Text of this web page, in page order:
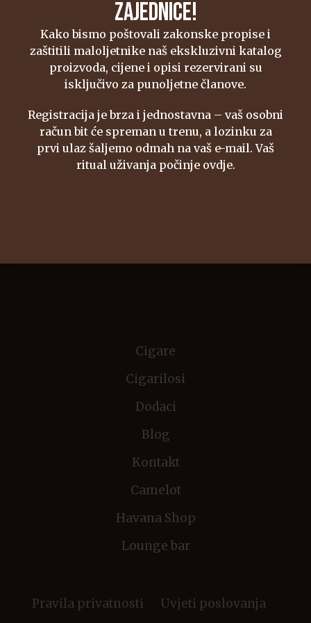
strastvenih kolekcionara ćemo upoznati. ...
SAZNAJ VIŠE
TICK & TALK S MARIOM JUTRONIĆEM: ČOVJEK IZA MARNAUTA,
PRVOG HRVATSKOG RONILAČKOG SATA
U svijetu zasićenom hommage satovima i
posuđenim dizajnom, Marnaut se ističe poput
Cigare
Cigarilosi
Dodaci
Blog
Kontakt
Camelot
Havana Shop
Lounge bar
Pravila privatnosti Uvjeti poslovanja
ZAJEDNICE!
Kako bismo poštovali zakonske propise i
zaštitili maloljetnike naš ekskluzivni katalog
proizvoda, cijene i opisi rezervirani su
isključivo za punoljetne članove.
Registracija je brza i jednostavna – vaš osobni
račun bit će spreman u trenu, a lozinku za
prvi ulaz šaljemo odmah na vaš e-mail. Vaš
ritual uživanja počinje ovdje.